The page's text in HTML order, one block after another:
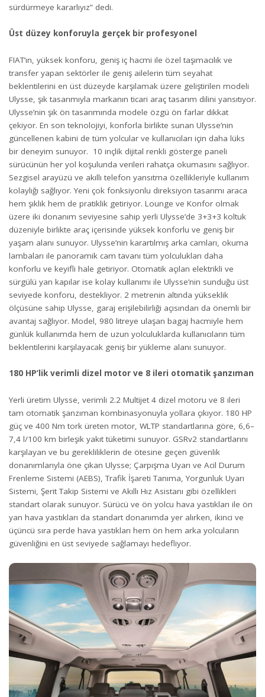
sürdürmeye kararlıyız” dedi.
Üst düzey konforuyla gerçek bir profesyonel
FIAT’ın, yüksek konforu, geniş iç hacmi ile özel taşımacılık ve
transfer yapan sektörler ile geniş ailelerin tüm seyahat
beklentilerini en üst düzeyde karşılamak üzere geliştirilen modeli
Ulysse, şık tasarımıyla markanın ticari araç tasarım dilini yansıtıyor.
Ulysse’nin şık ön tasarımında modele özgü ön farlar dikkat
çekiyor. En son teknolojiyi, konforla birlikte sunan Ulysse’nin
güncellenen kabini de tüm yolcular ve kullanıcıları için daha lüks
bir deneyim sunuyor. 10 inçlik dijital renkli gösterge paneli
sürücünün her yol koşulunda verileri rahatça okumasını sağlıyor.
Sezgisel arayüzü ve akıllı telefon yansıtma özellikleriyle kullanım
kolaylığı sağlıyor. Yeni çok fonksiyonlu direksiyon tasarımı araca
hem şıklık hem de pratiklik getiriyor. Lounge ve Konfor olmak
üzere iki donanım seviyesine sahip yerli Ulysse’de 3+3+3 koltuk
düzeniyle birlikte araç içerisinde yüksek konforlu ve geniş bir
yaşam alanı sunuyor. Ulysse’nin karartılmış arka camları, okuma
lambaları ile panoramik cam tavanı tüm yolculukları daha
konforlu ve keyifli hale getiriyor. Otomatik açılan elektrikli ve
sürgülü yan kapılar ise kolay kullanımı ile Ulysse’nin sunduğu üst
seviyede konforu, destekliyor. 2 metrenin altında yükseklik
ölçüsüne sahip Ulysse, garaj erişilebilirliği açısından da önemli bir
avantaj sağlıyor. Model, 980 litreye ulaşan bagaj hacmiyle hem
günlük kullanımda hem de uzun yolculuklarda kullanıcıların tüm
beklentilerini karşılayacak geniş bir yükleme alanı sunuyor.
180 HP’lik verimli dizel motor ve 8 ileri otomatik şanzıman
Yerli üretim Ulysse, verimli 2.2 Multijet 4 dizel motoru ve 8 ileri
tam otomatik şanzıman kombinasyonuyla yollara çıkıyor. 180 HP
güç ve 400 Nm tork üreten motor, WLTP standartlarına göre, 6,6–
7,4 l/100 km birleşik yakıt tüketimi sunuyor. GSRv2 standartlarını
karşılayan ve bu gerekliliklerin de ötesine geçen güvenlik
donanımlarıyla öne çıkan Ulysse; Çarpışma Uyarı ve Acil Durum
Frenleme Sistemi (AEBS), Trafik İşareti Tanıma, Yorgunluk Uyarı
Sistemi, Şerit Takip Sistemi ve Akıllı Hız Asistanı gibi özellikleri
standart olarak sunuyor. Sürücü ve ön yolcu hava yastıkları ile ön
yan hava yastıkları da standart donanımda yer alırken, ikinci ve
üçüncü sıra perde hava yastıkları hem ön hem arka yolcuların
güvenliğini en üst seviyede sağlamayı hedefliyor.